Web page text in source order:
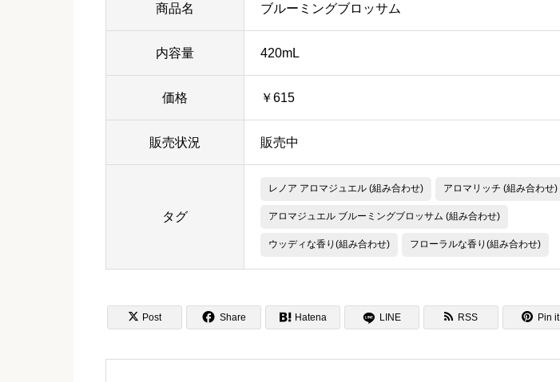
商品名 ブルーミングブロッサム
内容量 420mL
価格 ￥615
販売状況 販売中
タグ
レノア アロマジュエル (組み合わせ) アロマリッチ (組み合わせ)
アロマジュエル ブルーミングブロッサム (組み合わせ)
ウッディな香り(組み合わせ) フローラルな香り(組み合わせ)
 Post  Share  Hatena LINE  RSS  Pin it